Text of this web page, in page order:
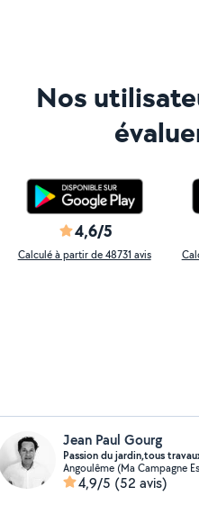
Nos
4,6/5
Calculé à partir de 48731 avis
Jean Paul Gourg
Passion du jardin,tous
4,9/5 (52 avis)